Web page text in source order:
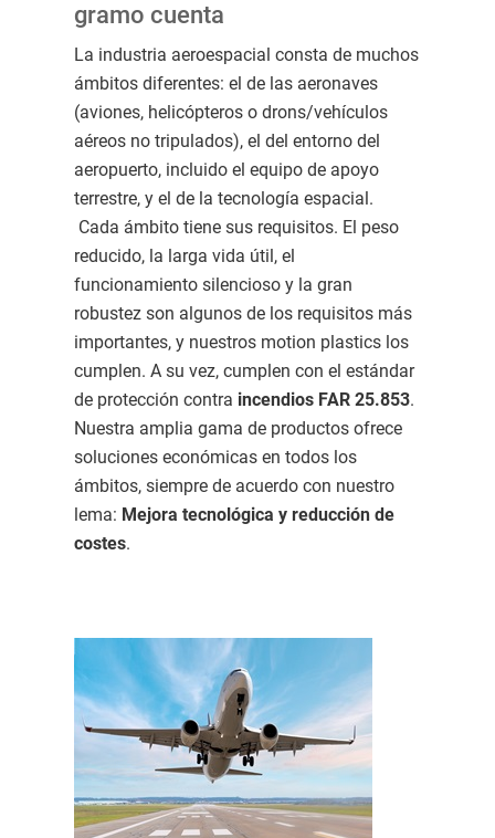
gramo cuenta
La industria aeroespacial consta de muchos
ámbitos diferentes: el de las aeronaves
(aviones, helicópteros o drons/vehículos
aéreos no tripulados), el del entorno del
aeropuerto, incluido el equipo de apoyo
terrestre, y el de la tecnología espacial.
Cada ámbito tiene sus requisitos. El peso
reducido, la larga vida útil, el
funcionamiento silencioso y la gran
robustez son algunos de los requisitos más
importantes, y nuestros motion plastics los
cumplen. A su vez, cumplen con el estándar
de protección contra incendios FAR 25.853.
Nuestra amplia gama de productos ofrece
soluciones económicas en todos los
ámbitos, siempre de acuerdo con nuestro
lema: Mejora tecnológica y reducción de
costes.